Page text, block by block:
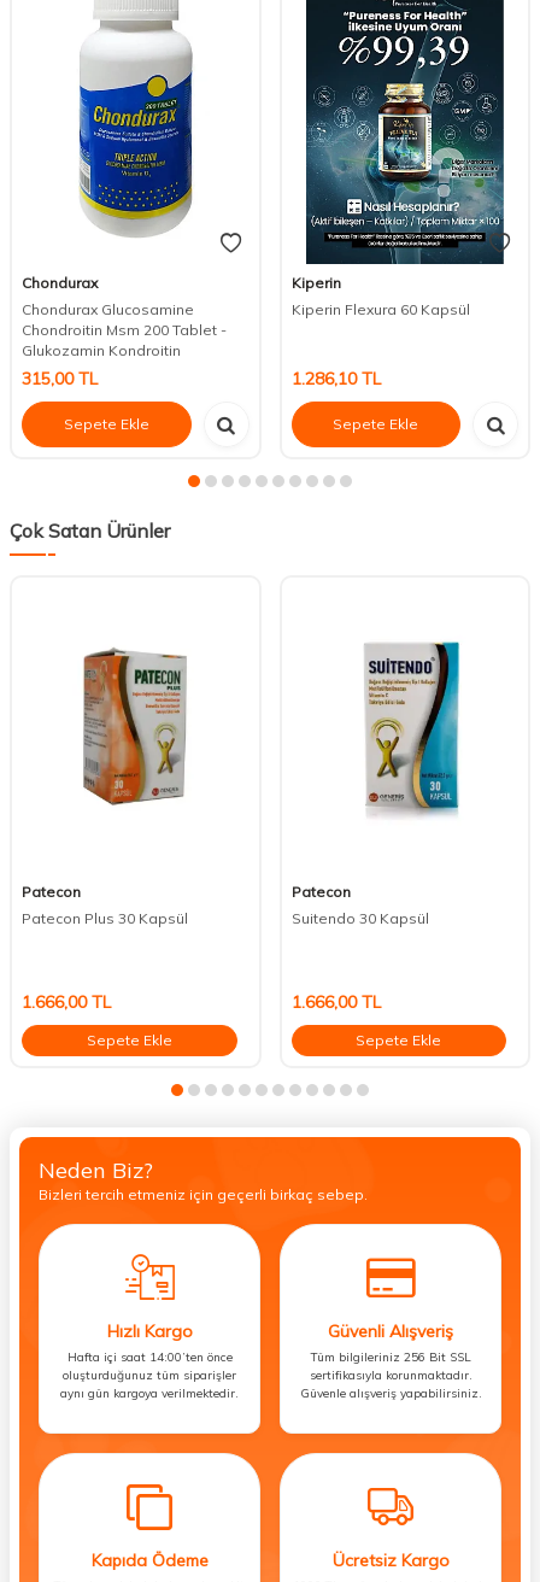
Chondurax
Chondurax Glucosamine
Chondroitin Msm 200 Tablet -
Glukozamin Kondroitin
315,00TL
Sepete Ekle
Kiperin
Kiperin Flexura 60 Kapsül
1.286,10TL
Sepete Ekle
Çok Satan Ürünler
Patecon
Patecon Plus 30 Kapsül
1.666,00TL
Sepete Ekle
Patecon
Suitendo 30 Kapsül
1.666,00TL
Sepete Ekle
Neden Biz?
Bizleri tercih etmeniz için geçerli birkaç sebep.
Hızlı Kargo
Hafta içi saat 14:00’ten önce
oluşturduğunuz tüm siparişler
aynı gün kargoya verilmektedir.
Güvenli Alışveriş
Tüm bilgileriniz 256 Bit SSL
sertifikasıyla korunmaktadır.
Güvenle alışveriş yapabilirsiniz.
Kapıda Ödeme Ücretsiz Kargo